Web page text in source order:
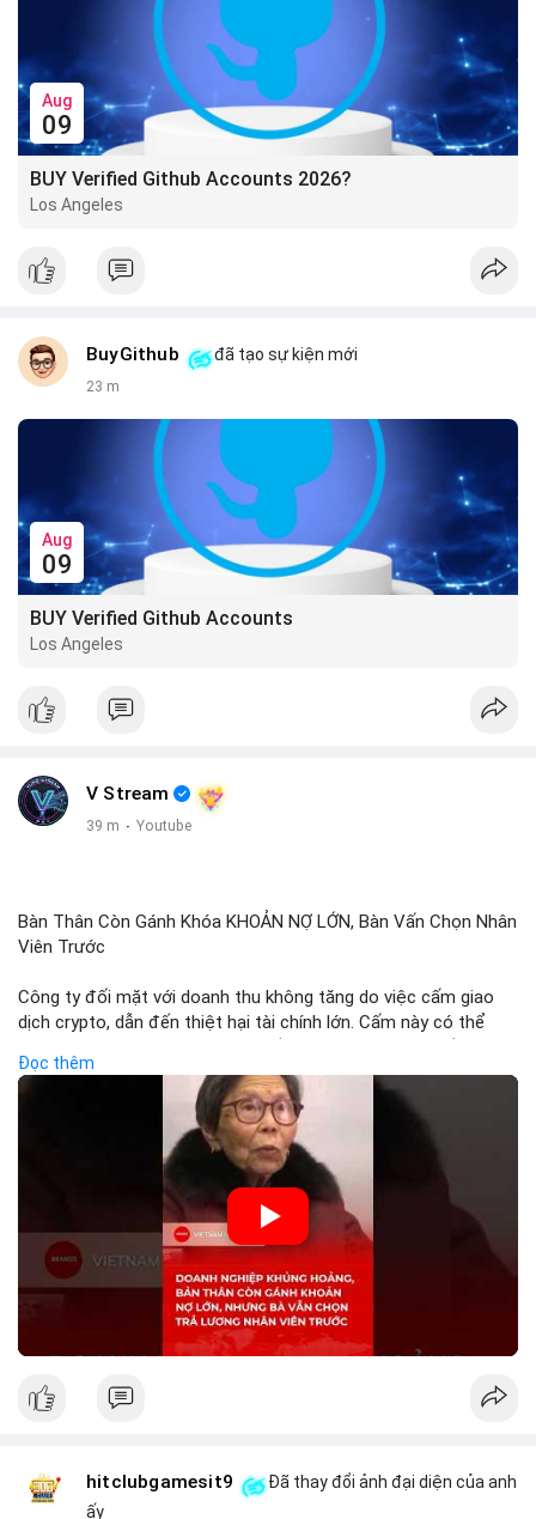
Aug
09
BUY Verified Github Accounts 2026?
Los Angeles
BuyGithub đã tạo sự kiện mới
23 m
Aug
09
BUY Verified Github Accounts
Los Angeles
V Stream
39 m · Youtube
Bàn Thân Còn Gánh Khóa KHOẢN NỢ LỚN, Bàn Vấn Chọn Nhân
Viên Trước
Công ty đối mặt với doanh thu không tăng do việc cấm giao
dịch crypto, dẫn đến thiệt hại tài chính lớn. Cấm này có thể
biến động giá digital asset. Bàn vấn chuyển hướng tập trung
vào nhân lực, cho thấy chiến lược giảm chi phí hoặc điều chỉnh
mô hình kinh doanh. Điều này có thể ảnh hưởng đến thị trường
crypto và các doanh nghiệp liên quan trong tương lai.
🎥 Xem video trực tiếp tại:
Nguồn: KIEN THUC KINH TE
Đọc thêm
hitclubgamesit9
Đã thay đổi ảnh đại diện của anh
ấy